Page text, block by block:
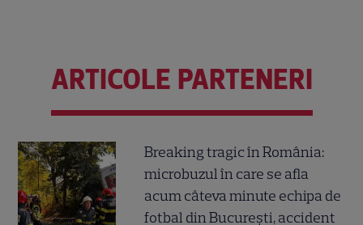
ARTICOLE PARTENERI
Breaking tragic în România:
microbuzul în care se afla
acum câteva minute echipa de
fotbal din București, accident